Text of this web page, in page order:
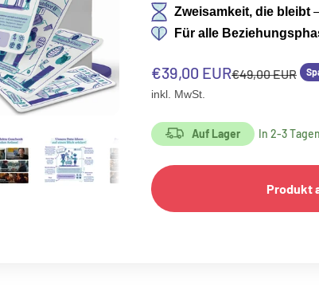
Zweisamkeit, die bleibt
Für alle
Angebot
€39,00 EURRegulärer Preis
€49,00 EUR
inkl. MwSt.
Auf Lager In 2-3
Produkt